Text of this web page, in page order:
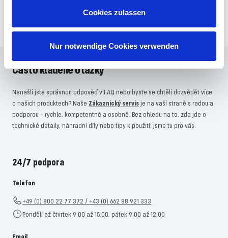
Cookies zulassen
Nur notwendige Cookies verwenden
Často kladené otázky
Nenašli jste správnou odpověď v FAQ nebo byste se chtěli dozvědět více
o našich produktech? Naše Zákaznický servisje na vaší straně s radou a
podporou – rychle, kompetentně a osobně. Bez ohledu na to, zda jde o
technické detaily, náhradní díly nebo tipy k použití: jsme tu pro vás.
24/7 podpora
Telefon
+49 (0) 800 22 77 372 / +43 (0) 662 88 921 333
Pondělí až čtvrtek 9:00 až 15:00, pátek 9:00 až 12:00